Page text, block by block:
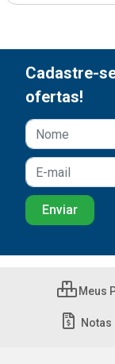
Cadastre-
ofertas!
Meus